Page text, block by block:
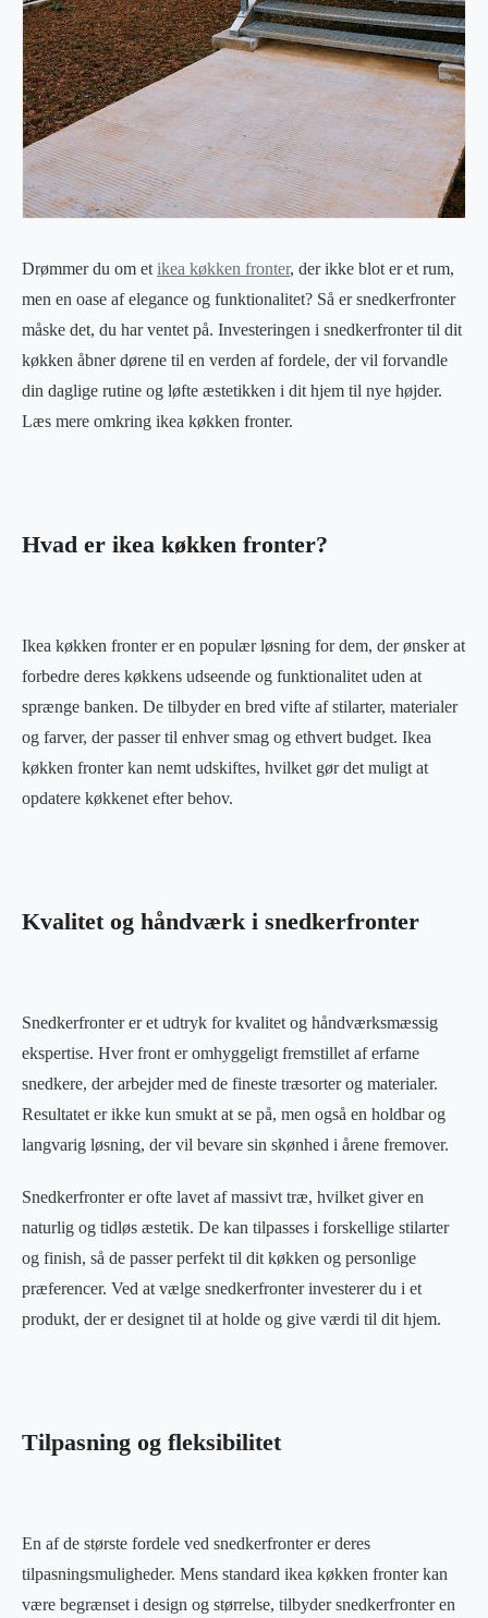
Drømmer du om et ikea køkken fronter, der ikke blot er et rum,
men en oase af elegance og funktionalitet? Så er snedkerfronter
måske det, du har ventet på. Investeringen i snedkerfronter til dit
køkken åbner dørene til en verden af fordele, der vil forvandle
din daglige rutine og løfte æstetikken i dit hjem til nye højder.
Læs mere omkring ikea køkken fronter.
Hvad er ikea køkken fronter?
Ikea køkken fronter er en populær løsning for dem, der ønsker at
forbedre deres køkkens udseende og funktionalitet uden at
sprænge banken. De tilbyder en bred vifte af stilarter, materialer
og farver, der passer til enhver smag og ethvert budget. Ikea
køkken fronter kan nemt udskiftes, hvilket gør det muligt at
opdatere køkkenet efter behov.
Kvalitet og håndværk i snedkerfronter
Snedkerfronter er et udtryk for kvalitet og håndværksmæssig
ekspertise. Hver front er omhyggeligt fremstillet af erfarne
snedkere, der arbejder med de fineste træsorter og materialer.
Resultatet er ikke kun smukt at se på, men også en holdbar og
langvarig løsning, der vil bevare sin skønhed i årene fremover.
Snedkerfronter er ofte lavet af massivt træ, hvilket giver en
naturlig og tidløs æstetik. De kan tilpasses i forskellige stilarter
og finish, så de passer perfekt til dit køkken og personlige
præferencer. Ved at vælge snedkerfronter investerer du i et
produkt, der er designet til at holde og give værdi til dit hjem.
Tilpasning og fleksibilitet
En af de største fordele ved snedkerfronter er deres
tilpasningsmuligheder. Mens standard ikea køkken fronter kan
være begrænset i design og størrelse, tilbyder snedkerfronter en